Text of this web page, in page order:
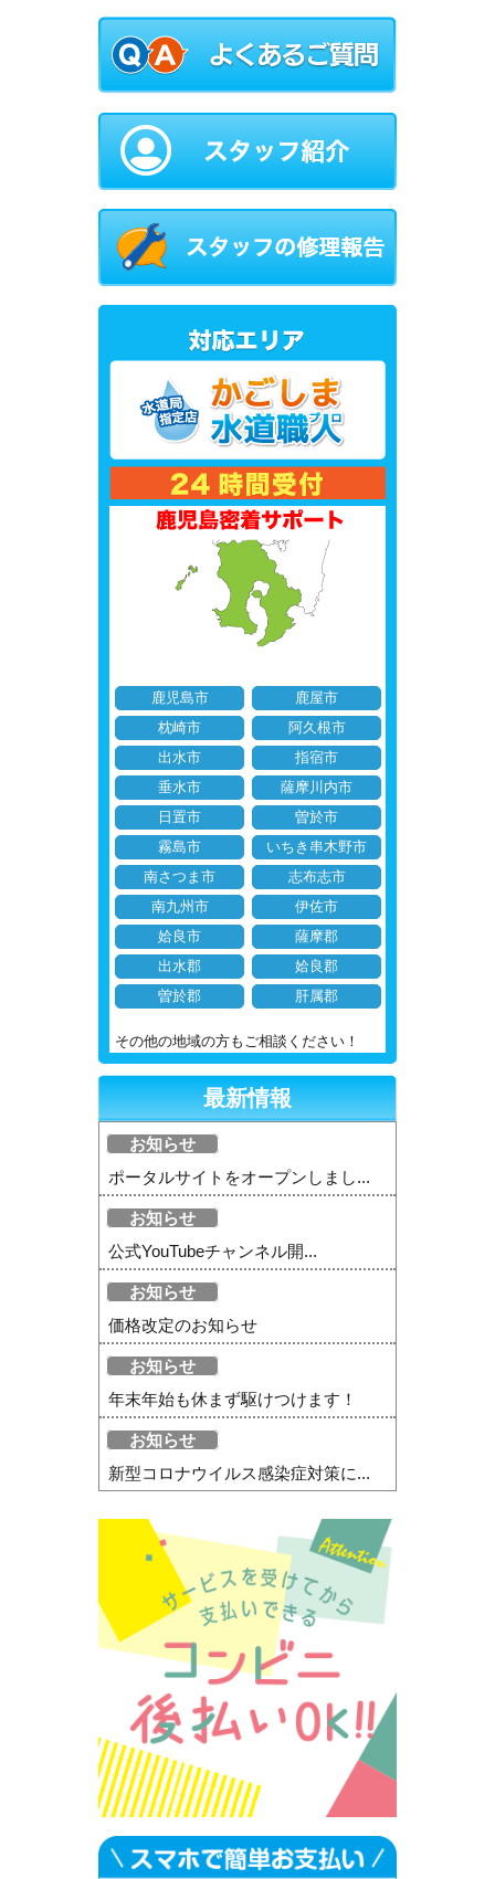
鹿児島市
鹿屋市
枕崎市
阿久根市
出水市
指宿市
垂水市
薩摩川内市
日置市
曽於市
霧島市
いちき串木野市
南さつま市
志布志市
南九州市
伊佐市
姶良市
薩摩郡
出水郡
姶良郡
曽於郡
肝属郡
その他の地域の方もご相談ください！
最新情報
お知らせ
ポータルサイトをオープンしまし...
お知らせ
公式YouTubeチャンネル開...
お知らせ
価格改定のお知らせ
お知らせ
年末年始も休まず駆けつけます！
お知らせ
新型コロナウイルス感染症対策に...